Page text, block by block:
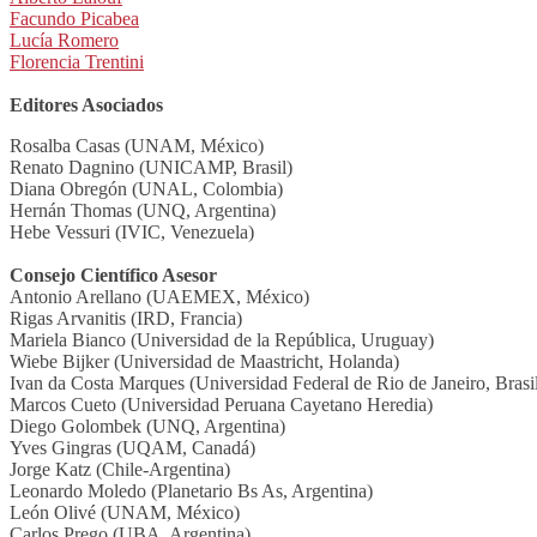
Facundo Picabea
Lucía Romero
Florencia Trentini
Editores Asociados
Rosalba Casas (UNAM, México)
Renato Dagnino (UNICAMP, Brasil)
Diana Obregón (UNAL, Colombia)
Hernán Thomas (UNQ, Argentina)
Hebe Vessuri (IVIC, Venezuela)
Consejo Científico Asesor
Antonio Arellano (UAEMEX, México)
Rigas Arvanitis (IRD, Francia)
Mariela Bianco (Universidad de la República, Uruguay)
Wiebe Bijker (Universidad de Maastricht, Holanda)
Ivan da Costa Marques (Universidad Federal de Rio de Janeiro,
Marcos Cueto (Universidad Peruana Cayetano Heredia)
Diego Golombek (UNQ, Argentina)
Yves Gingras (UQAM, Canadá)
Jorge Katz (Chile-Argentina)
Leonardo Moledo (Planetario Bs As, Argentina)
León Olivé (UNAM, México)